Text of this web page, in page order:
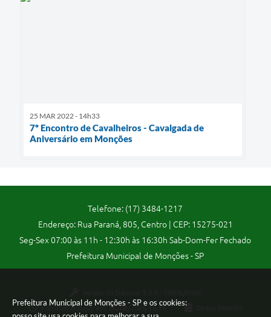
Prefeitura Municipal de Monções - SP e os cookies:
25 MAR 2022 - 14h33
7º Encontro de Cavalheiros - Cavalgada de
Aniversário em Monções
Telefone: (17) 3484-1217
Endereço: Rua Paraná, 805, Centro | CEP: 15275-021
Seg-Sex 07:00 às 11h - 12:30h às 16:30h Sab-Dom-Fer Fechado
Prefeitura Municipal de Monções - SP
Portal atualizado em:06/08/2026 16:15